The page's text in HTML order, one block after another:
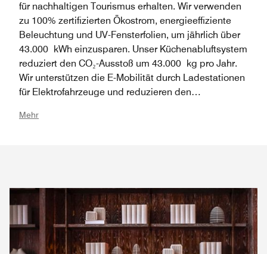
für nachhaltigen Tourismus erhalten. Wir verwenden
zu 100% zertifizierten Ökostrom, energieeffiziente
Beleuchtung und UV-Fensterfolien, um jährlich über
43.000 kWh einzusparen. Unser Küchenabluftsystem
reduziert den CO₂-Ausstoß um 43.000 kg pro Jahr.
Wir unterstützen die E-Mobilität durch Ladestationen
für Elektrofahrzeuge und reduzieren den
um mehr als 800.000 Liter pro Jahr. Plastikmüll wird
Mehr